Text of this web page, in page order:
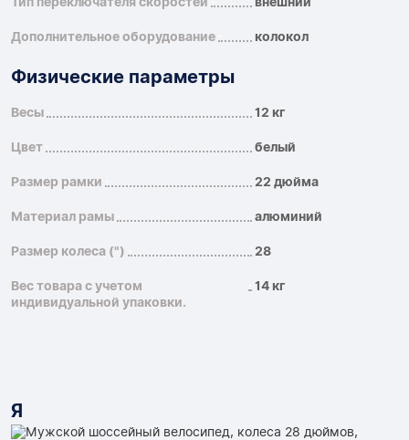
Дополнительное оборудование колокол
Физические параметры
Весы 12 кг
Цвет белый
Размер рамки 22 дюйма
Материал рамы алюминий
Размер колеса (") 28
Вес товара с учетом
индивидуальной упаковки.
14 кг
Я